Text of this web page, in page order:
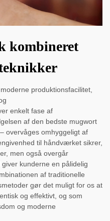
kombineret
produktionsfacilitet,
enkelt fase af
af den bedste mugwort
overvåges omhyggeligt af
til håndværket sikrer,
men også overgår
kunderne en pålidelig
af traditionelle
gør det muligt for os at
og effektivt, og som
og moderne